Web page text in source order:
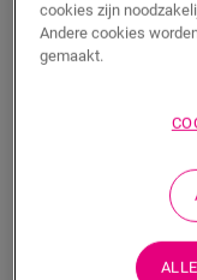
cookies zijn
Andere cookies
gemaakt.